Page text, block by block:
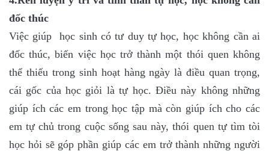
đốc thúc
Việc giúp học sinh có tư duy tự học, học không cần ai
đốc thúc, biến việc học trở thành một thói quen không
thể thiếu trong sinh hoạt hàng ngày là điều quan trọng,
cái gốc của học giỏi là tự học. Điều này không những
giúp ích các em trong học tập mà còn giúp ích cho các
em tự chủ trong cuộc sống sau này, thói quen tự tìm tòi
học hỏi sẽ góp phần giúp các em trở thành những người